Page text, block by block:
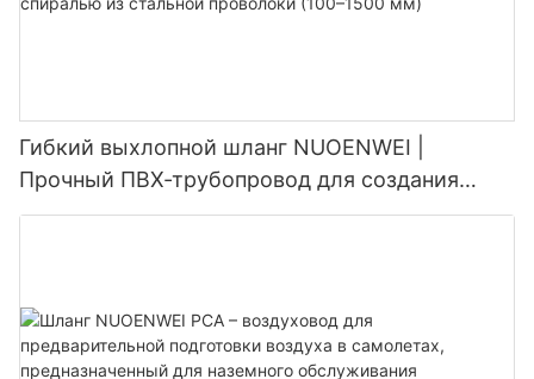
Гибкий выхлопной шланг NUOENWEI |
Прочный ПВХ-трубопровод для создания
отрицательного давления со спиралью из